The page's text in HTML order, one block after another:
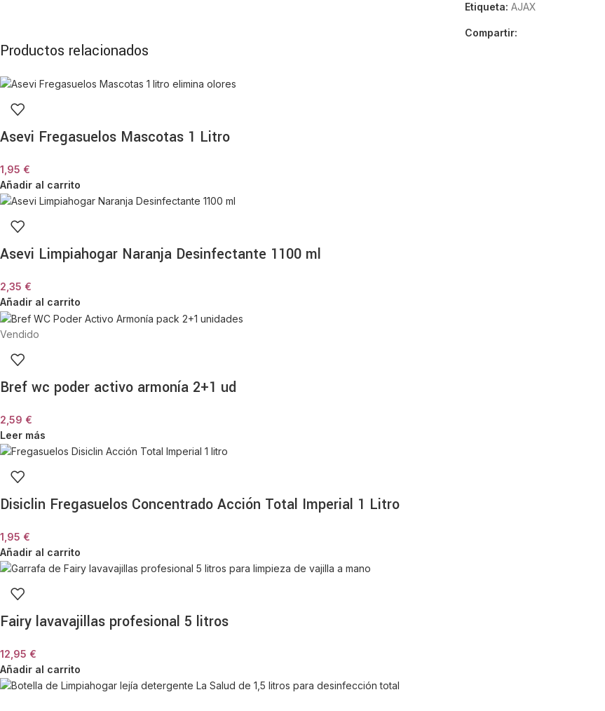
Etiqueta: AJAX
Compartir:
Productos relacionados
Asevi Fregasuelos Mascotas 1 Litro
1,95 €
Añadir al carrito
Asevi Limpiahogar Naranja Desinfectante 1100 ml
2,35 €
Añadir al carrito
Vendido
Bref wc poder activo armonía 2+1 ud
2,59 €
Leer más
Disiclin Fregasuelos Concentrado Acción Total Imperial 1 Litro
1,95 €
Añadir al carrito
Fairy lavavajillas profesional 5 litros
12,95 €
Añadir al carrito